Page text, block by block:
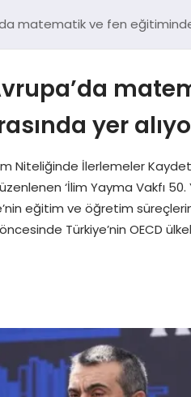
matematik ve fen
yer
Niteliğinde İlerlemeler
‘İlim Yayma Vakfı
eğitim ve öğretim
Türkiye’nin OECD